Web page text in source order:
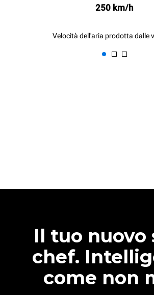
250 km/h
Velocità dell'aria prodotta dalle
Il tuo nuovo
chef.
come non